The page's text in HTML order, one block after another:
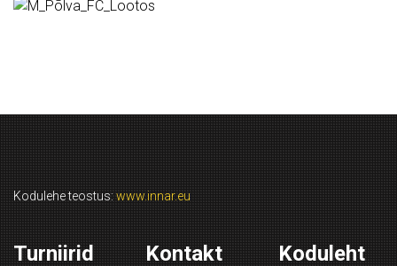
Kodulehe teostus: www.innar.eu
Turniirid Kontakt Koduleht